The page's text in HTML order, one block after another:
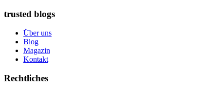
trusted blogs
Über uns
Blog
Magazin
Kontakt
Rechtliches